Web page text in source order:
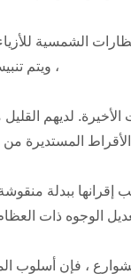
الشمسية
، ويتم
لديهم
المستديرة
إقرانها ببدلة
الوجوه ذات
، فإن أسلوب